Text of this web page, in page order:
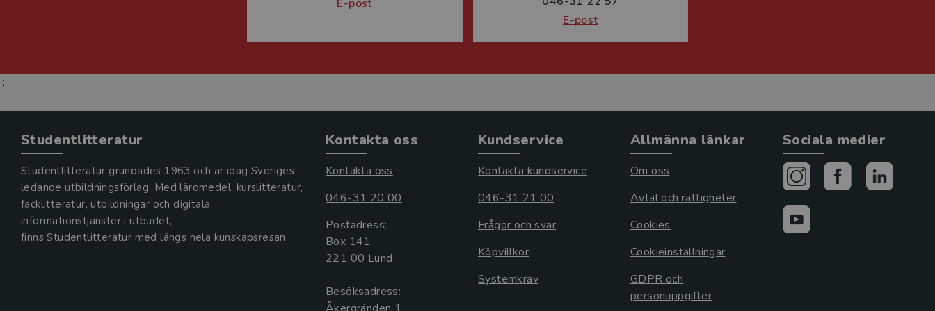
E-post
E-post
;
Studentlitteratur
Studentlitteratur grundades 1963 och är idag Sveriges
ledande utbildningsförlag. Med läromedel, kurslitteratur,
facklitteratur, utbildningar och digitala
informationstjänster i utbudet,
finns Studentlitteratur med längs hela kunskapsresan.
Kontakta oss
Kontakta oss
046-31 20 00
Postadress:
Box 141
221 00 Lund
Besöksadress:
Kundservice
Kontakta kundservice
046-31 21 00
Frågor och svar
Köpvillkor
Systemkrav
Allmänna länkar
Om oss
Avtal och rättigheter
Cookies
Cookieinställningar
GDPR och
personuppgifter
Sociala medier